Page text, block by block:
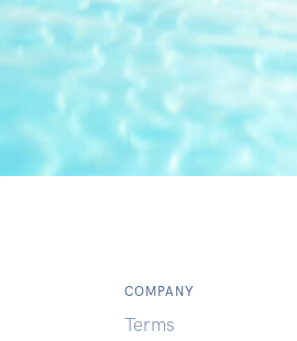
COMPANY
Terms